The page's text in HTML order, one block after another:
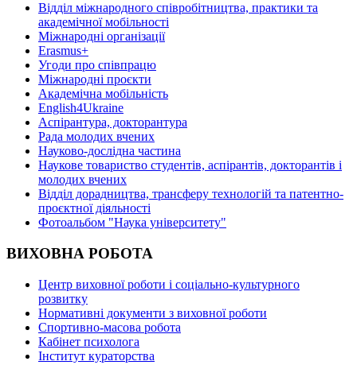
Відділ міжнародного співробітництва, практики та
академічної мобільності
Міжнародні організації
Erasmus+
Угоди про співпрацю
Міжнародні проєкти
Академічна мобільність
English4Ukraine
Аспірантура, докторантура
Рада молодих вчених
Науково-дослідна частина
Наукове товариство студентів, аспірантів, докторантів і
молодих вчених
Відділ дорадництва, трансферу технологій та патентно-
проєктної діяльності
Фотоальбом "Наука університету"
ВИХОВНА РОБОТА
Центр виховної роботи і соціально-культурного
розвитку
Нормативні документи з виховної роботи
Спортивно-масова робота
Кабінет психолога
Інститут кураторства